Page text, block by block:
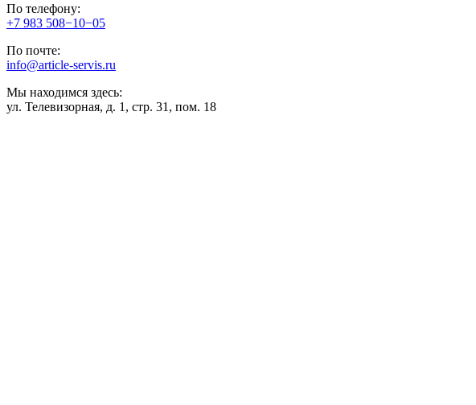
По телефону:
+7 983 508−10−05
По почте:
info@article-servis.ru
Мы находимся здесь:
ул. Телевизорная, д. 1, стр. 31, пом. 18